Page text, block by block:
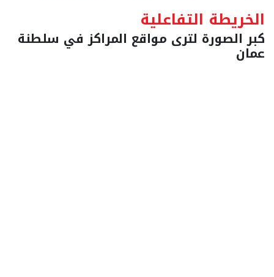
الخريطة التفاعلية
كبر الصورة لترى مواقع المراكز في سلطنة
عمان